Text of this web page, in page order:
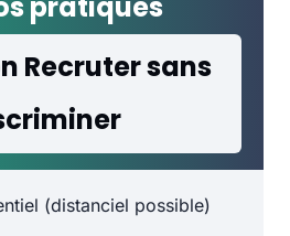
Recruter sans
(distanciel possible)